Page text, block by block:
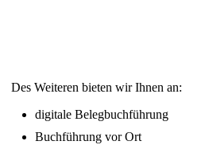
Des Weiteren bieten wir Ihnen an:
digitale Belegbuchführung
Buchführung vor Ort